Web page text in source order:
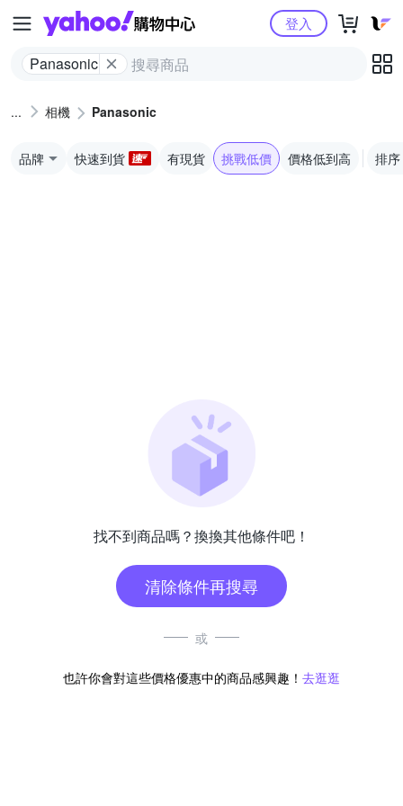
Yahoo購物中心
Panasonic
登入
相機 Panasonic
品牌 快速到貨 有現貨 挑戰低價 價格低到高 排序
找不到商品嗎？換換其他條件吧！
清除條件再搜尋
或
也許你會對這些價格優惠中的商品感興趣！ 去逛逛